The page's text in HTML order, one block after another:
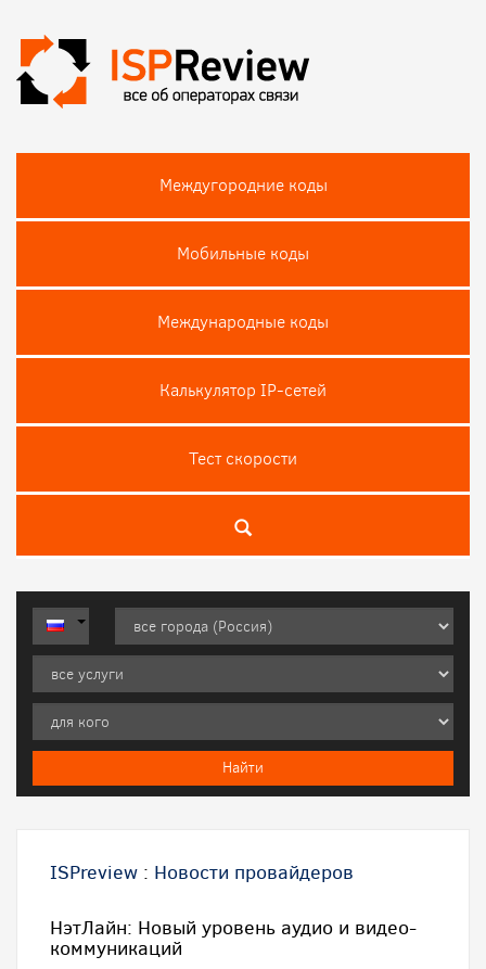
Междугородние коды
Мобильные коды
Международные коды
Калькулятор IP-сетей
Тест скороcти
ISPreview : Новости провайдеров
НэтЛайн: Новый уровень аудио и видео-
коммуникаций